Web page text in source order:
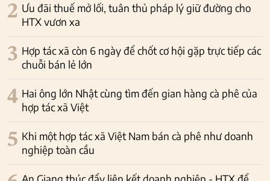
2 Ưu đãi thuế mở lối, tuân thủ pháp lý giữ đường cho
HTX vươn xa
3 Hợp tác xã còn 6 ngày để chốt cơ hội gặp trực tiếp các
chuỗi bán lẻ lớn
4 Hai ông lớn Nhật cùng tìm đến gian hàng cà phê của
hợp tác xã Việt
5 Khi một hợp tác xã Việt Nam bán cà phê như doanh
nghiệp toàn cầu
An Giang thúc đẩy liên kết doanh nghiệp - HTX để